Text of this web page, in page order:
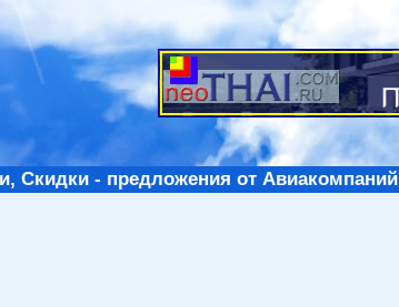
Скидки - предложения от Авиакомпаний